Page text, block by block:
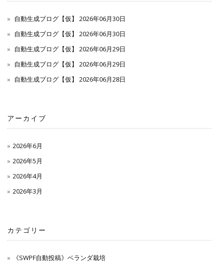
自動生成ブログ【仮】 2026年06月30日
自動生成ブログ【仮】 2026年06月30日
自動生成ブログ【仮】 2026年06月29日
自動生成ブログ【仮】 2026年06月29日
自動生成ブログ【仮】 2026年06月28日
アーカイブ
2026年6月
2026年5月
2026年4月
2026年3月
カテゴリー
《SWPF自動投稿》ベランダ栽培